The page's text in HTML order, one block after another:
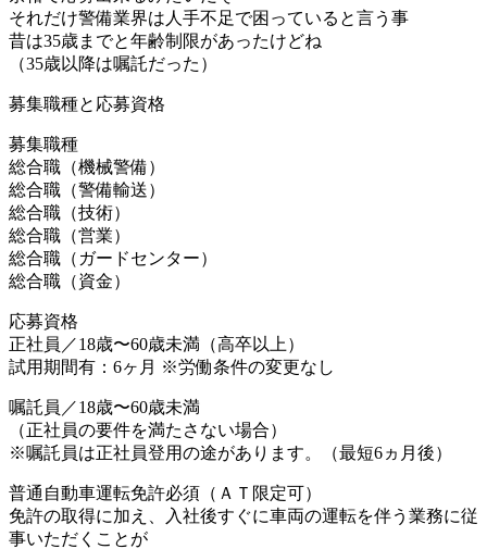
それだけ警備業界は人手不足で困っていると言う事
昔は35歳までと年齢制限があったけどね
（35歳以降は嘱託だった）
募集職種と応募資格
募集職種
総合職（機械警備）
総合職（警備輸送）
総合職（技術）
総合職（営業）
総合職（ガードセンター）
総合職（資金）
応募資格
正社員／18歳〜60歳未満（高卒以上）
試用期間有：6ヶ月 ※労働条件の変更なし
嘱託員／18歳〜60歳未満
（正社員の要件を満たさない場合）
※嘱託員は正社員登用の途があります。（最短6ヵ月後）
普通自動車運転免許必須（ＡＴ限定可）
免許の取得に加え、入社後すぐに車両の運転を伴う業務に従
事いただくことが